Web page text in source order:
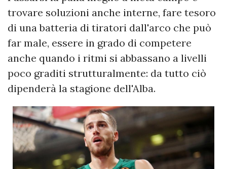
trovare soluzioni anche interne, fare tesoro
di una batteria di tiratori dall'arco che può
far male, essere in grado di competere
anche quando i ritmi si abbassano a livelli
poco graditi strutturalmente: da tutto ciò
dipenderà la stagione dell'Alba.